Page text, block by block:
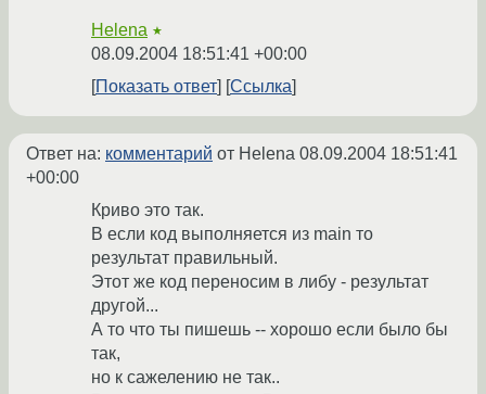
Helena ★
08.09.2004 18:51:41 +00:00
Показать ответ
Ссылка
Ответ на: комментарий от Helena 08.09.2004 18:51:41
+00:00
Криво это так.
В если код выполняется из main то
результат правильный.
Этот же код переносим в либу - результат
другой...
А то что ты пишешь -- хорошо если было бы
так,
но к сажелению не так..